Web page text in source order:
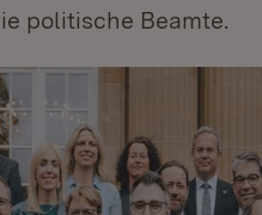
politische Beamte.